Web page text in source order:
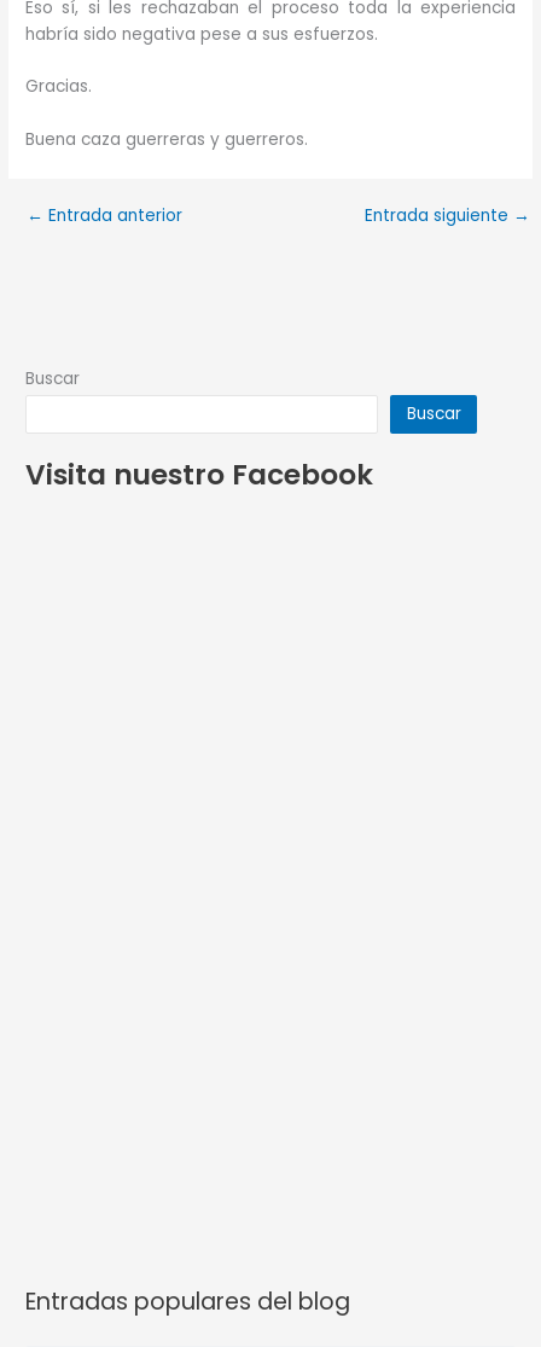
Eso sí, si les rechazaban el proceso toda la experiencia
habría sido negativa pese a sus esfuerzos.
Gracias.
Buena caza guerreras y guerreros.
← Entrada anterior Entrada siguiente →
Buscar
Buscar
Visita nuestro Facebook
Entradas populares del blog